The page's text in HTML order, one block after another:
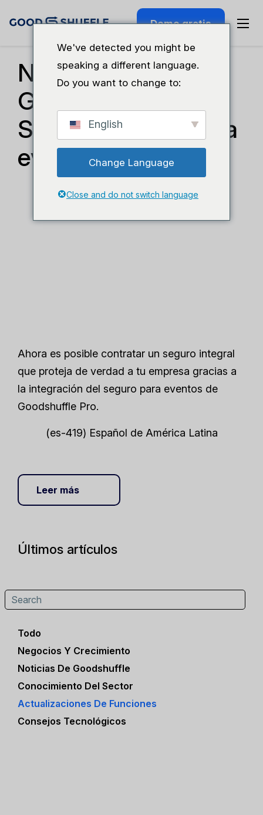
Demo gratis
Actualizaciones De Funciones
Novedades de
Goodshuffle Pro:
Seguro integral para
eventos
Ahora es posible contratar un seguro integral
que proteja de verdad a tu empresa gracias a
la integración del seguro para eventos de
Goodshuffle Pro.
(es-419) Español de América Latina
Leer más
Últimos artículos
Todo
Negocios Y Crecimiento
Noticias De Goodshuffle
Conocimiento Del Sector
Actualizaciones De Funciones
Consejos Tecnológicos
We've detected you might be
speaking a different language.
Do you want to change to:
English
Change Language
Close and do not switch language